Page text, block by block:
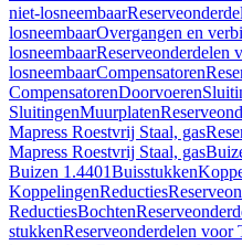
niet-losneembaar
losneembaarOvergangen en
losneembaarReserveonderdelen
losneembaarCompensatoren
CompensatorenDoorvoeren
SluitingenMuurplaten
Mapress Roestvrij Staal, gas
Mapress Roestvrij Staal, gas
Buizen 1.4401Buisstukken
KoppelingenReducties
ReductiesBochten
stukkenReserveonderdelen voor